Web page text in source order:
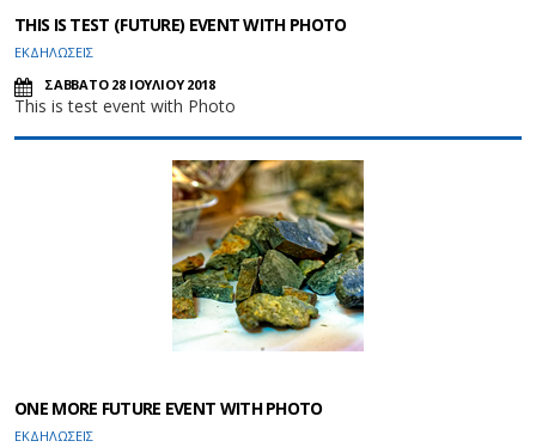
THIS IS TEST (FUTURE) EVENT WITH PHOTO
ΕΚΔΗΛΩΣΕΙΣ
ΣΑΒΒΑΤΟ 28 ΙΟΥΛΙΟΥ 2018
This is test event with Photo
ONE MORE FUTURE EVENT WITH PHOTO
ΕΚΔΗΛΩΣΕΙΣ